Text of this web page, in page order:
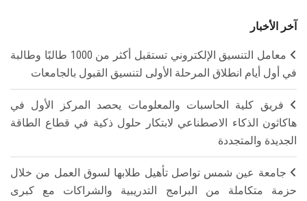
آخر الأخبار
معامل التنسيق الإلكتروني تستقبل أكثر من 1000 طالبًا وطالبة
في أول أيام انطلاق المرحلة الأولى لتنسيق القبول بالجامعات
فريق كلية الحاسبات والمعلومات يحصد المركز الأول في
هاكاثون الذكاء الاصطناعي لابتكار حلول ذكية في قطاع الطاقة
الجديدة والمتجددة
جامعة عين شمس تواصل تأهيل طلابها لسوق العمل من خلال
حزمة متكاملة من البرامج التدريبية والشراكات مع كبرى